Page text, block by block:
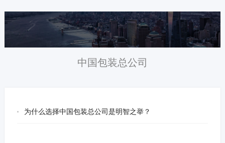
中国包装总公司
为什么选择中国包装总公司是明智之举？